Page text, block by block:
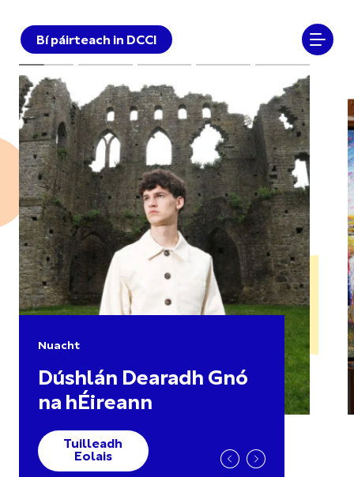
Bí páirteach in DCCI
Nuacht
Dúshlán Dearadh Gnó
na hÉireann
Tuilleadh
Eolais